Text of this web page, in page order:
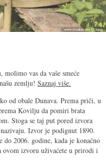
molimo vas da vaše smeće
zemlju! Saznaj više.
od obale Dunava. Prema priči, u
Kovilju da pomiri brata
Stoga se taj put pored izvora
Izvor je podignut 1890.
do 2006. godine, kada je konačno
ovom izvoru uživaćete u prirodi i